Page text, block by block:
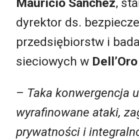
dyrektor ds.
przedsiębiorstw i
sieciowych w
– Taka konwergencja
wyrafinowane ataki,
prywatności i